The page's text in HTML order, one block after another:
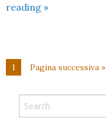
reading XXVIII
Ordinario
(2024)
»
1 Pagina successiva »